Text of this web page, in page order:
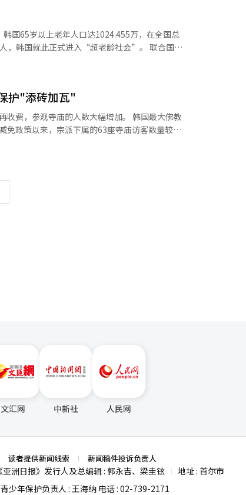
处理国家机密相对较少的政府部门则采取观望
，劳动部则向下属机构及各级委员会发
将通过后续审查决定。行政安全部提醒公务
为由禁止下载DeepSeek应用程序和访问网站。
使用DeepSeek。韩国交易所、金融投资协会等
虑到实际工程施工总时差，在1年至1年半内实
到2023年至2024年上半年建设订单指标的影
建筑业仍将维持疲软态势。企划财政部相关人
态势还将持续一段时间。预计根据经济整体情
均GDP从2023年开始
由实际GDP
称，受韩国贸易条件
也推动了人均GDP增长。 然而，去年韩
素。若韩元兑美元汇率维持在2023年的水平
均GDP预计将同比增加1417美元，达到3.7441
国65岁以上老年人口达1024.455万，在全国总
国就此正式进入“超老龄社会”。 联合国
“老龄化社会”，14%为“老龄社会”，20%
，德国40年，日本24年。韩国如此快速的老龄
，韩国的老龄化速度预计达到世界平均水平的
产能力下降，税收缩减，而老龄人口的社会福
提出把“老年人”的定义从65岁逐步提高至75
护"添砖加瓦"
寺庙的人数大幅增加。 韩国最大佛教
免政策以来，宗派下属的63座寺庙访客数量较此
金支持。为此，韩国国家遗产厅设立“文化遗产
升
文汇网 中新社 人民网
读者提供新闻线索 新闻稿件投诉负责人
亚洲日报》发行人及总编辑 : 郭永吉、梁圭铉
地址 : 首尔市
青少年保护负责人 : 王海纳 电话 : 02-739-2171